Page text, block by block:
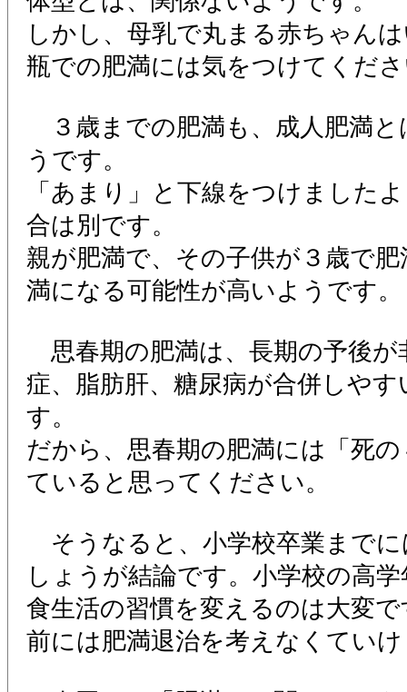
しかし、母乳で丸まる赤ちゃん
瓶での肥満には気をつけてくだ
３歳までの肥満も、成人肥満と
うです。
「あまり」と下線をつけました
合は別です。
親が肥満で、その子供が３歳で
満になる可能性が高いようです。
思春期の肥満は、長期の予後が
症、脂肪肝、糖尿病が合併しや
す。
だから、思春期の肥満には「死
ていると思ってください。
そうなると、小学校卒業までに
しょうが結論です。小学校の高
食生活の習慣を変えるのは大変
前には肥満退治を考えなくてい